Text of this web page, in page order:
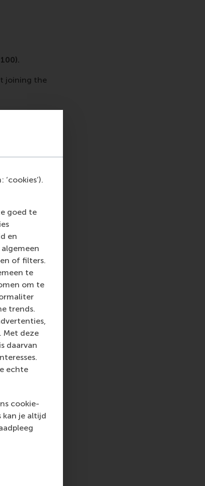
goed te
en
of filters.
te
om te
trends.
Met deze
daarvan
echte
cookie-
kan je altijd
joining the
bericht